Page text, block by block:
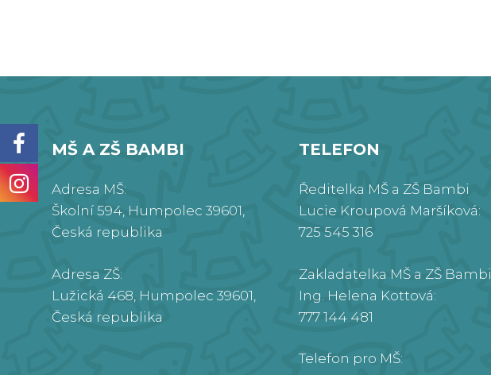
MŠ A ZŠ BAMBI
Adresa MŠ:
Školní 594, Humpolec 39601,
Česká republika
Adresa ZŠ:
Lužická 468, Humpolec 39601,
Česká republika
TELEFON
Ředitelka MŠ a ZŠ Bambi
Lucie Kroupová Maršíková:
725 545 316
Zakladatelka MŠ a ZŠ Bambi,
Ing. Helena Kottová:
777 144 481
Telefon pro MŠ: